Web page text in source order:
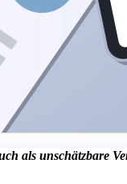
als unschätzbare